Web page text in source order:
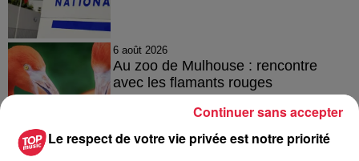
6 août 2026
Au zoo de Mulhouse : rencontre
avec les flamants rouges
Le respect de votre vie privée est notre priorité
Continuer sans accepter